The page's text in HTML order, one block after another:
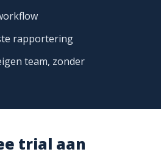
rapportering
team, zonder
trial aan